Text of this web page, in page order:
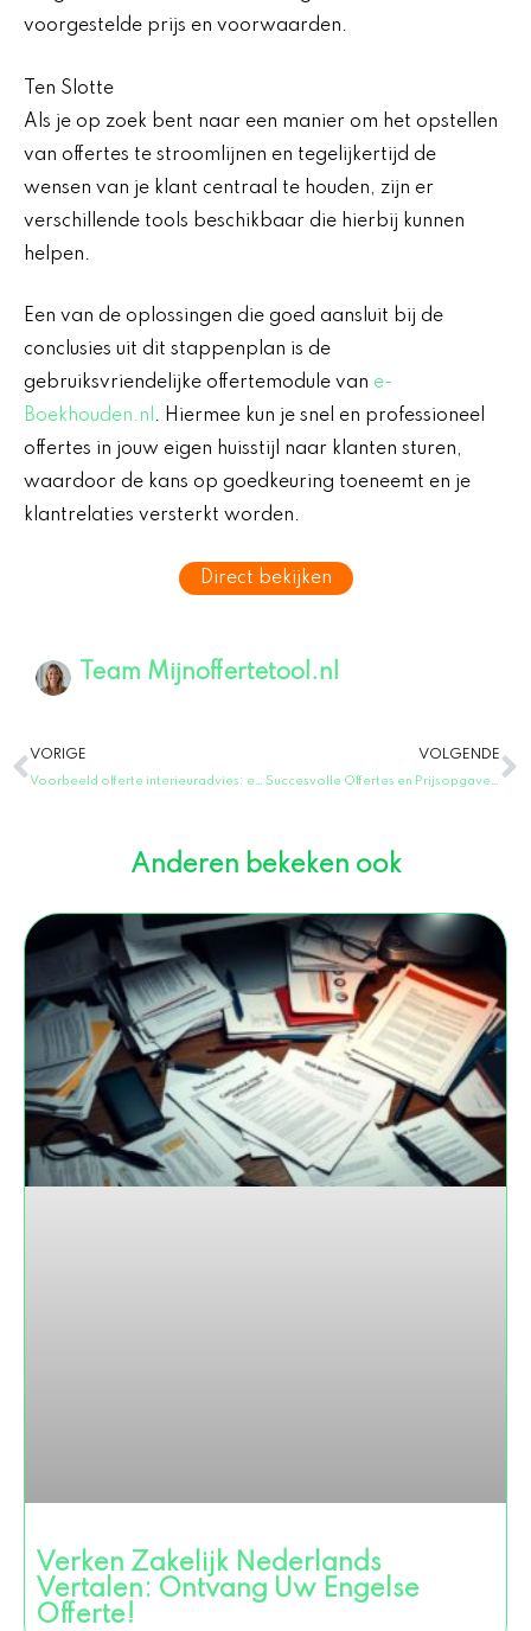
voorgestelde prijs en voorwaarden.
Ten Slotte
Als je op zoek bent naar een manier om het opstellen
van offertes te stroomlijnen en tegelijkertijd de
wensen van je klant centraal te houden, zijn er
verschillende tools beschikbaar die hierbij kunnen
helpen.
Een van de oplossingen die goed aansluit bij de
conclusies uit dit stappenplan is de
gebruiksvriendelijke offertemodule van e-
Boekhouden.nl. Hiermee kun je snel en professioneel
offertes in jouw eigen huisstijl naar klanten sturen,
waardoor de kans op goedkeuring toeneemt en je
klantrelaties versterkt worden.
Direct bekijken
Team Mijnoffertetool.nl
Vorige
VORIGE
Voorbeeld offerte interieuradvies: een praktische gids voor het opstellen van een offerte voor interieuradvies
VOLGENDE
Succesvolle Offertes en Prijsopgaven: Maak Ze Effectief en Wervend!
Anderen bekeken ook
Verken Zakelijk Nederlands
Vertalen: Ontvang Uw Engelse
Offerte!